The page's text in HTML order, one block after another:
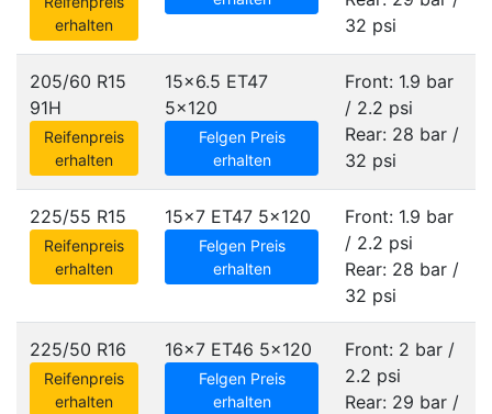
erhalten
32 psi
205/60 R15
91H
Reifenpreis
erhalten
15x6.5 ET47
5x120
Felgen Preis
erhalten
Front: 1.9 bar
/ 2.2 psi
Rear: 28 bar /
32 psi
225/55 R15
Reifenpreis
erhalten
15x7 ET47 5x120
Felgen Preis
erhalten
Front: 1.9 bar
/ 2.2 psi
Rear: 28 bar /
32 psi
225/50 R16
Reifenpreis
erhalten
16x7 ET46 5x120
Felgen Preis
erhalten
Front: 2 bar /
2.2 psi
Rear: 29 bar /